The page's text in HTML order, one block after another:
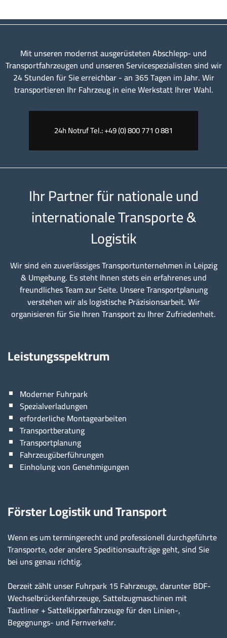
Mit unseren modernst ausgerüsteten Abschlepp- und
Transportfahrzeugen und unseren Servicespezialisten sind wir
24 Stunden für Sie erreichbar - an 365 Tagen im Jahr. Wir
transportieren Ihr Fahrzeug in eine Werkstatt Ihrer Wahl.
24h Notruf Tel.: +49 (0) 800 771 0 881
Ihr Partner für nationale und
internationale Transporte &
Logistik
Wir sind ein zuverlässiges Transportunternehmen in Leipzig
& Umgebung. Es steht Ihnen stets ein erfahrenes und
freundliches Team zur Seite. Unsere Transportplanung
verstehen wir als logistische Präzisionsarbeit. Wir
organisieren für Sie Ihren Transport zu Ihrer Zufriedenheit.
Leistungsspektrum
Moderner Fuhrpark
Spezialverladungen
erforderliche Montagearbeiten
Transportberatung
Transportplanung
Fahrzeugüberführungen
Einholung von Genehmigungen
Förster Logistik und Transport
Wenn es um termingerecht und professionell durchgeführte
Transporte, oder andere Speditionsaufträge geht, sind Sie
bei uns genau richtig.
Derzeit zählt unser Fuhrpark 15 Fahrzeuge, darunter BDF-
Wechselbrückenfahrzeuge, Sattelzugmaschinen mit
Tautliner + Sattelkipperfahrzeuge für den Linien-,
Begegnungs- und Fernverkehr.